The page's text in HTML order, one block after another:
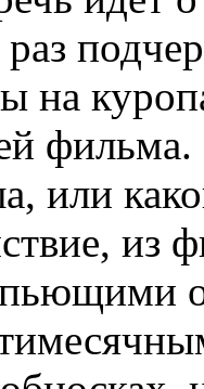
на
или
из
пьющими